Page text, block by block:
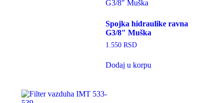
Spojka hidraulike ravna
G3/8″ Muška
1.550RSD
Dodaj u korpu